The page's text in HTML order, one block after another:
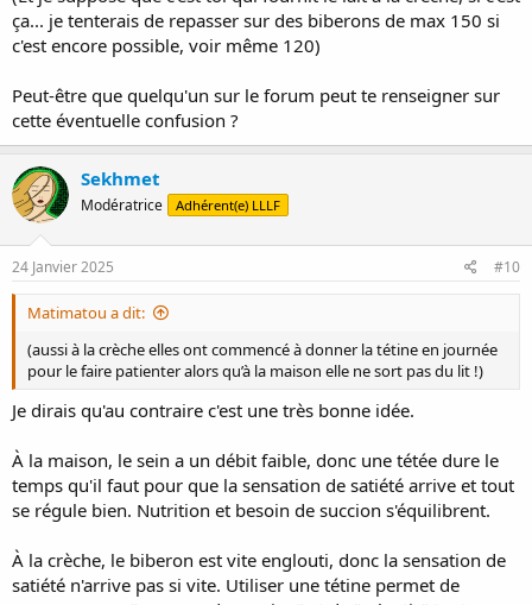
ça... je tenterais de repasser sur des biberons de max 150 si
c'est encore possible, voir même 120)
Peut-être que quelqu'un sur le forum peut te renseigner sur
cette éventuelle confusion ?
Sekhmet
Modératrice Adhérent(e) LLLF
24 Janvier 2025 #10
Matimatou a dit:
(aussi à la crèche elles ont commencé à donner la tétine en journée
pour le faire patienter alors qu’à la maison elle ne sort pas du lit !)
Je dirais qu'au contraire c'est une très bonne idée.
À la maison, le sein a un débit faible, donc une tétée dure le
temps qu'il faut pour que la sensation de satiété arrive et tout
se régule bien. Nutrition et besoin de succion s'équilibrent.
À la crèche, le biberon est vite englouti, donc la sensation de
satiété n'arrive pas si vite. Utiliser une tétine permet de